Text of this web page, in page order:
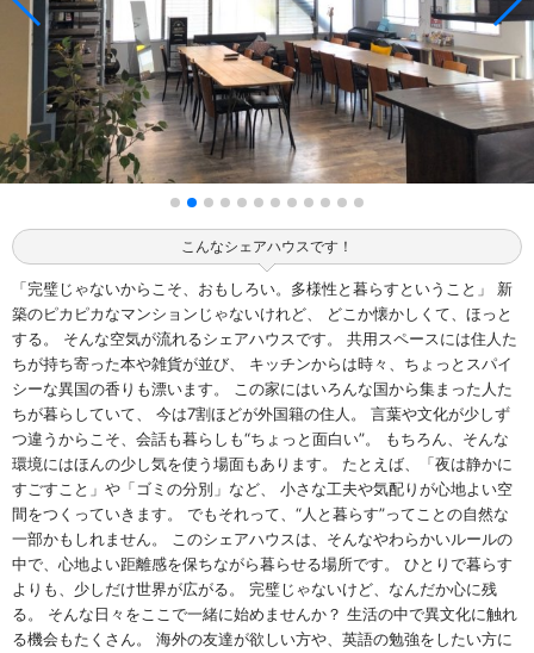
こんなシェアハウスです！
「完璧じゃないからこそ、おもしろい。多様性と暮らすということ」 新
築のピカピカなマンションじゃないけれど、 どこか懐かしくて、ほっと
する。 そんな空気が流れるシェアハウスです。 共用スペースには住人た
ちが持ち寄った本や雑貨が並び、 キッチンからは時々、ちょっとスパイ
シーな異国の香りも漂います。 この家にはいろんな国から集まった人た
ちが暮らしていて、 今は7割ほどが外国籍の住人。 言葉や文化が少しず
つ違うからこそ、会話も暮らしも“ちょっと面白い”。 もちろん、そんな
環境にはほんの少し気を使う場面もあります。 たとえば、「夜は静かに
すごすこと」や「ゴミの分別」など、 小さな工夫や気配りが心地よい空
間をつくっていきます。 でもそれって、“人と暮らす”ってことの自然な
一部かもしれません。 このシェアハウスは、そんなやわらかいルールの
中で、心地よい距離感を保ちながら暮らせる場所です。 ひとりで暮らす
よりも、少しだけ世界が広がる。 完璧じゃないけど、なんだか心に残
る。 そんな日々をここで一緒に始めませんか？ 生活の中で異文化に触れ
る機会もたくさん。 海外の友達が欲しい方や、英語の勉強をしたい方に